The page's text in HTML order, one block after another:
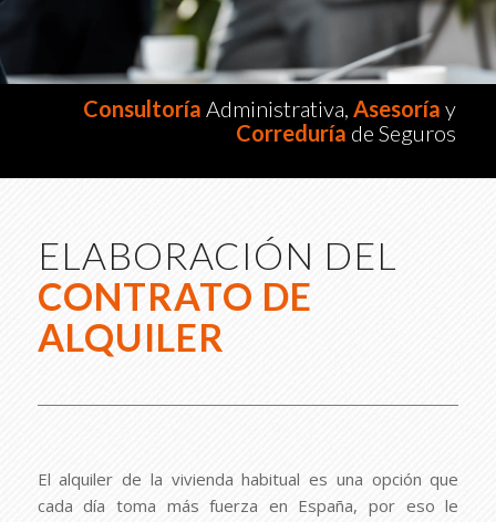
Consultoría Administrativa, Asesoríay
Correduría de Seguros
ELABORACIÓN DEL
CONTRATO DE
ALQUILER
El alquiler de la vivienda habitual es una opción que
cada día toma más fuerza en España, por eso le